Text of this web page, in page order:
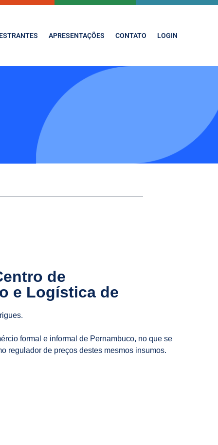
APRESENTAÇÕES CONTATO LOGIN
de
e Logística de
formal e informal de Pernambuco, no que se
regulador de preços destes mesmos insumos.